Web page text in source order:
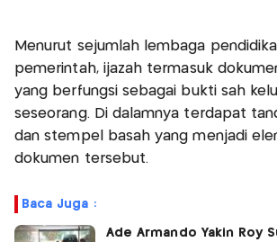
Menurut sejumlah lembaga
pemerintah, ijazah termasuk
yang berfungsi sebagai bukti sah
seseorang. Di dalamnya terdapat
dan stempel basah yang menjadi
dokumen tersebut.
Baca Juga :
Ade Armando Yakin Roy